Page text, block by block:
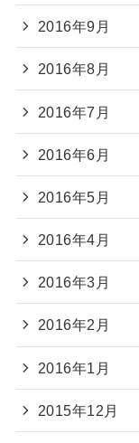
2016年9月
2016年8月
2016年7月
2016年6月
2016年5月
2016年4月
2016年3月
2016年2月
2016年1月
2015年12月